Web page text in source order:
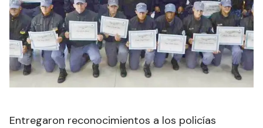
Entregaron reconocimientos a los policías